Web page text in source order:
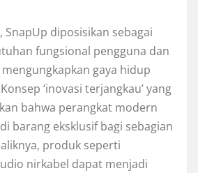
SnapUp diposisikan sebagai
fungsional pengguna dan
gaya hidup
‘inovasi terjangkau’ yang
bahwa perangkat modern
barang eksklusif bagi sebagian
produk seperti
nirkabel dapat menjadi